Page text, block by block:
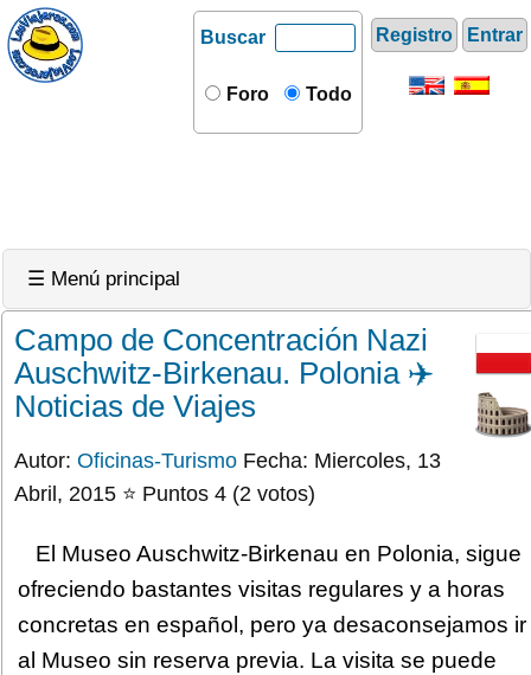
Registro Entrar
Buscar
Foro Todo
☰ Menú principal
Campo de Concentración Nazi
Auschwitz-Birkenau. Polonia ✈️
Noticias de Viajes
Autor: Oficinas-Turismo Fecha: Miercoles, 13
Abril, 2015 ⭐ Puntos 4 (2 votos)
El Museo Auschwitz-Birkenau en Polonia, sigue
ofreciendo bastantes visitas regulares y a horas
concretas en español, pero ya desaconsejamos ir
al Museo sin reserva previa. La visita se puede